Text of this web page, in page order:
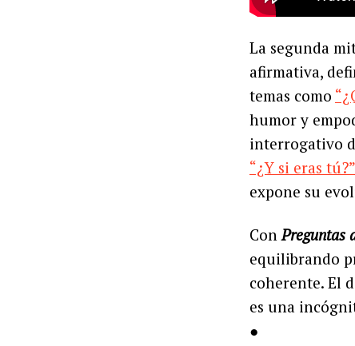
La segunda
afirmativa,
temas como
humor y
interrogativo
“¿Y si eras tú?”
expone su
ConPreguntas
equilibrando
coherente. El
es una
●